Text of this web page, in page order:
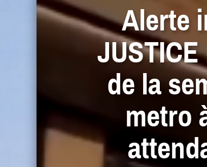
ses intentions : combien de temps l’Occident continuera-t-il à fermer les
Alerte
de la
metro